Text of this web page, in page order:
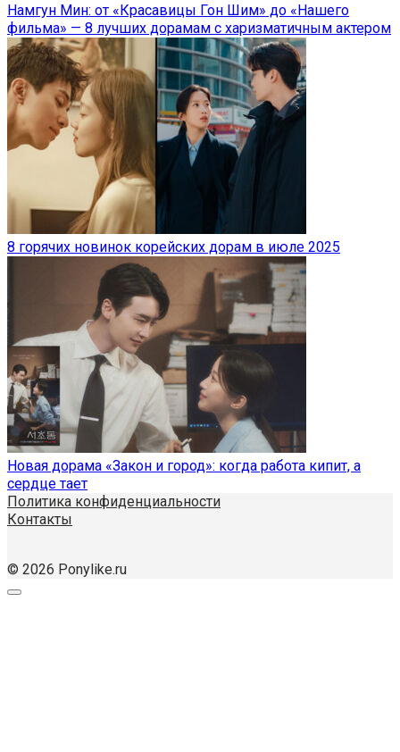
Намгун Мин: от «Красавицы Гон Шим» до «Нашего
фильма» — 8 лучших дорамам с харизматичным актером
8 горячих новинок корейских дорам в июле 2025
Новая дорама «Закон и город»: когда работа кипит, а
сердце тает
Политика конфиденциальности
Контакты
© 2026 Ponylike.ru